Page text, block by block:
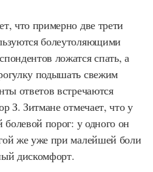
что примерно две трети
болеутоляющими
ложатся спать, а
подышать свежим
ответов встречаются
З. Зитмане отмечает, что у
болевой порог: у одного он
же уже при малейшей боли
дискомфорт.